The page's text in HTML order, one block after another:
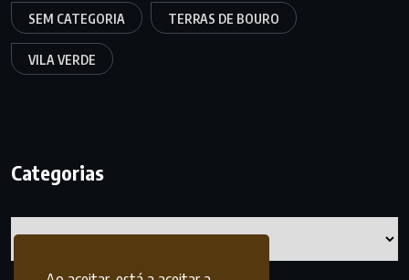
SEM CATEGORIA TERRAS DE BOURO
VILA VERDE
Categorias